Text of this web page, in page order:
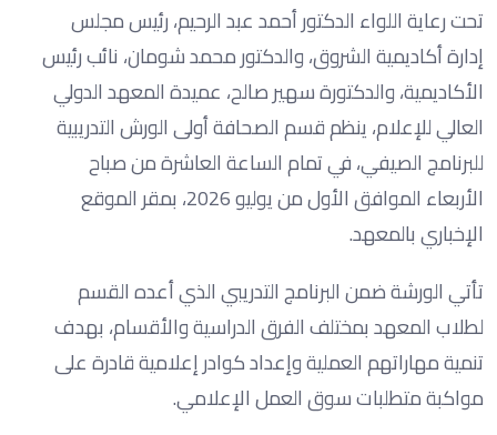
تحت رعاية اللواء الدكتور أحمد عبد الرحيم، رئيس مجلس
إدارة أكاديمية الشروق، والدكتور محمد شومان، نائب رئيس
الأكاديمية، والدكتورة سهير صالح، عميدة المعهد الدولي
العالي للإعلام، ينظم قسم الصحافة أولى الورش التدريبية
للبرنامج الصيفي، في تمام الساعة العاشرة من صباح
الأربعاء الموافق الأول من يوليو 2026، بمقر الموقع
الإخباري بالمعهد.
تأتي الورشة ضمن البرنامج التدريبي الذي أعده القسم
لطلاب المعهد بمختلف الفرق الدراسية والأقسام، بهدف
تنمية مهاراتهم العملية وإعداد كوادر إعلامية قادرة على
مواكبة متطلبات سوق العمل الإعلامي.